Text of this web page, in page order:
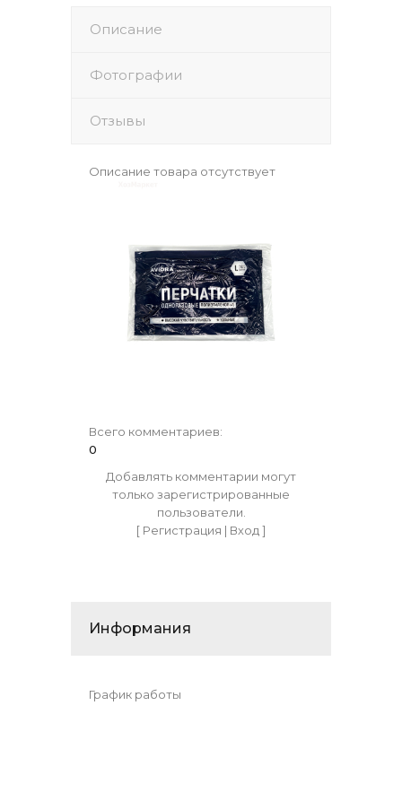
Описание
Фотографии
Отзывы
Описание товара отсутствует
Всего комментариев:
0
Добавлять комментарии могут
только зарегистрированные
пользователи.
[ Регистрация | Вход]
Информания
График работы